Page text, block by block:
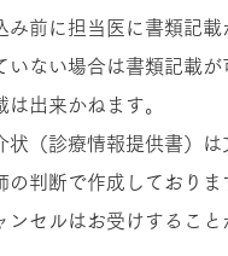
み前に担当医に書類記載
いない場合は書類記載
出来かねます。
（診療情報提供書）は
判断で作成しておりま
セルはお受けすること